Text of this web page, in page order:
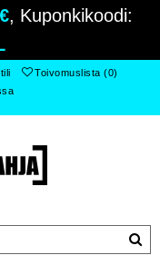
, Kuponkikoodi:
Toivomuslista (0)